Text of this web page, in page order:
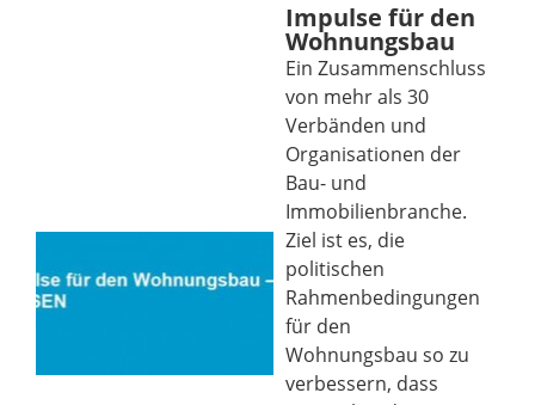
Impulse für den
Wohnungsbau
Ein Zusammenschluss
von mehr als 30
Verbänden und
Organisationen der
Bau- und
Immobilienbranche.
Ziel ist es, die
politischen
Rahmenbedingungen
für den
Wohnungsbau so zu
verbessern, dass